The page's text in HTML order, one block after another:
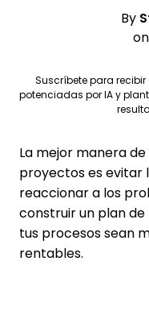
By
Suscríbete para
potenciadas por IA y
La mejor manera
proyectos es evitar
reaccionar a los
construir un plan
tus procesos sean
rentables.